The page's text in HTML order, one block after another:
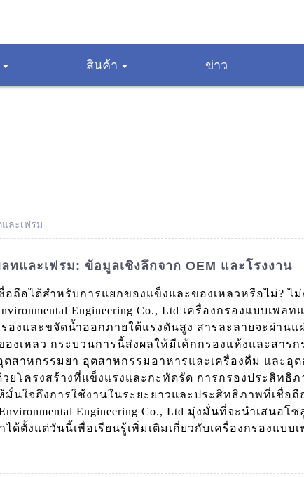
สินค้า ข่าว
ละเฟรม
ทและเฟรม: ข้อมูลเชิงลึกจาก OEM และโรงงาน
ถือได้สำหรับการแยกของแข็งและของเหลวหรือไม่? ไ
Engineering Co., Ltd เครื่องกรองแบบเพ
องและขจัดน้ำออกภายใต้แรงดันสูง สารละลายจะผ่าน
งเหลว กระบวนการนี้ส่งผลให้มีเค้กกรองแห้งและสาร
สาหกรรมยา อุตสาหกรรมอาหารและเครื่องดื่ม และอุต
ยโครงสร้างที่แข็งแรงและกะทัดรัด การกรองประสิทธิ
นใจถึงการใช้งานในระยะยาวและประสิทธิภาพที่เชื่อ
Engineering Co., Ltd มุ่งมั่นที่จะนำเสน
ตั้งแต่วันนี้เพื่อเรียนรู้เพิ่มเติมเกี่ยวกับเครื่องกรองแบบ